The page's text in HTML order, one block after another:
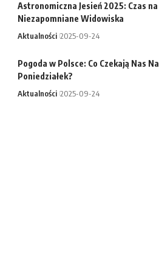
Astronomiczna Jesień 2025: Czas na
Niezapomniane Widowiska
Aktualności 2025-09-24
Pogoda w Polsce: Co Czekają Nas Na
Poniedziałek?
Aktualności 2025-09-24